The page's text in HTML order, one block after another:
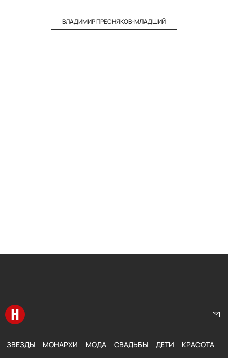
ВЛАДИМИР ПРЕСНЯКОВ-МЛАДШИЙ
Перейти на главную
ЗВЕЗДЫ МОНАРХИ МОДА СВАДЬБЫ ДЕТИ КРАСОТА